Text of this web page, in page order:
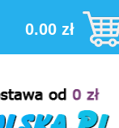
0.00 zł